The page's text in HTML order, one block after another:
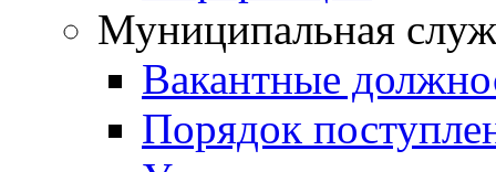
Муниципальная
Вакантные
Порядок